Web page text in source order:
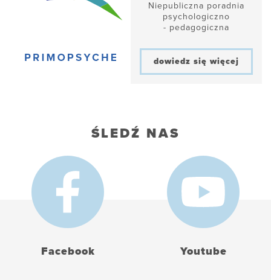
Niepubliczna poradnia
psychologiczno
- pedagogiczna
dowiedz się więcej
ŚLEDŹ NAS
Facebook Youtube